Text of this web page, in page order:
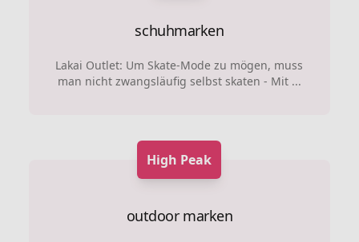
schuhmarken
Lakai Outlet: Um Skate-Mode zu mögen, muss
man nicht zwangsläufig selbst skaten - Mit ...
High Peak
outdoor marken